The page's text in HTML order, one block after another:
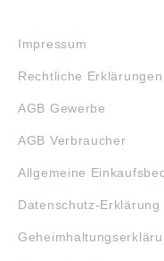
Impressum
Rechtliche Erklärungen
AGB Gewerbe
AGB Verbraucher
Allgemeine
Datenschutz-Erklärung